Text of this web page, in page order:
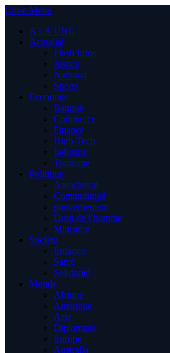
Close Menu
A LA UNE
Actualité
Flash Infos
Justice
National
Sports
Economie
Banque
Commerce
Finance
High-Tech
Industrie
Tourisme
Politique
Association
Communiqué
gouvernement
Droit de l’homme
Ministère
Société
Enfance
Santé
Solidarité
Monde
Afrique
Amérique
Asie
Diplomatie
Europe
Australia